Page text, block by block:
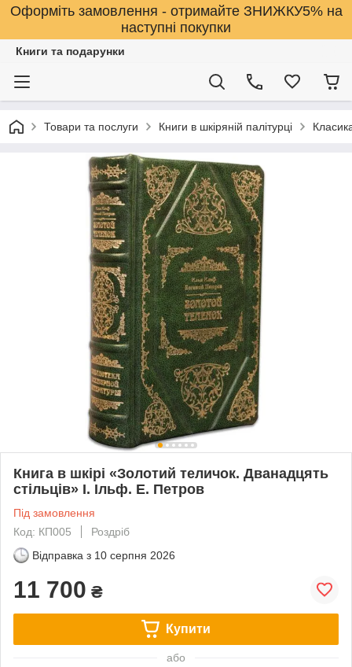
Оформіть замовлення - отримайте ЗНИЖКУ5% на
наступні покупки
Книги та подарунки
Товари та послуги Книги в шкіряній палітурці
Книга в шкірі «Золотий теличок. Дванадцять
стільців» І. Ільф. Е. Петров
Під замовлення
Код: КП005
Роздріб
Відправка з 10 серпня 2026
11 700 ₴
Купити
або